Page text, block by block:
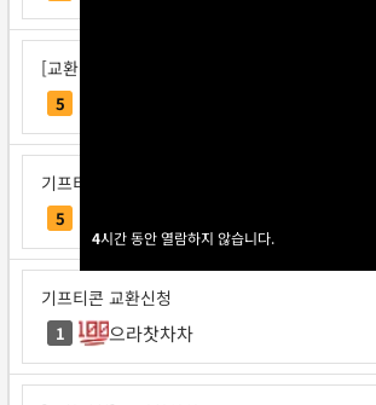
4시간 동안 열람하지 않습니다.
4시간 동안 열람하지 않습니다.
[교환신청] 베리독
5
기프티콘 교환신청
5
기프티콘 교환신청
1 으라찻차차